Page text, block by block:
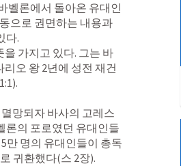
벨론에서 돌아온 유대인
으로 권면하는 내용과
다.
을 가지고 있다. 그는 바
오 왕 2년에 성전 재건
).
론의 포로였던 유대인들
5만 명의 유대인들이 총독
귀환했다(스 2장).